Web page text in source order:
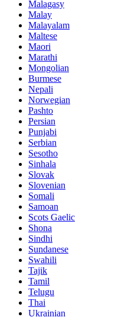
Malagasy
Malay
Malayalam
Maltese
Maori
Marathi
Mongolian
Burmese
Nepali
Norwegian
Pashto
Persian
Punjabi
Serbian
Sesotho
Sinhala
Slovak
Slovenian
Somali
Samoan
Scots Gaelic
Shona
Sindhi
Sundanese
Swahili
Tajik
Tamil
Telugu
Thai
Ukrainian